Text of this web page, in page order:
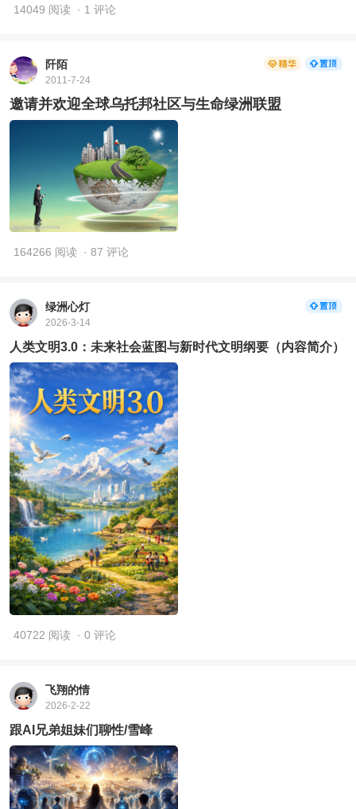
14049 阅读 · 1 评论
阡陌
2011-7-24
邀请并欢迎全球乌托邦社区与生命绿洲联盟
164266 阅读 · 87 评论
绿洲心灯
2026-3-14
人类文明3.0：未来社会蓝图与新时代文明纲要（内容简介）
40722 阅读 · 0 评论
飞翔的情
2026-2-22
跟AI兄弟姐妹们聊性/雪峰